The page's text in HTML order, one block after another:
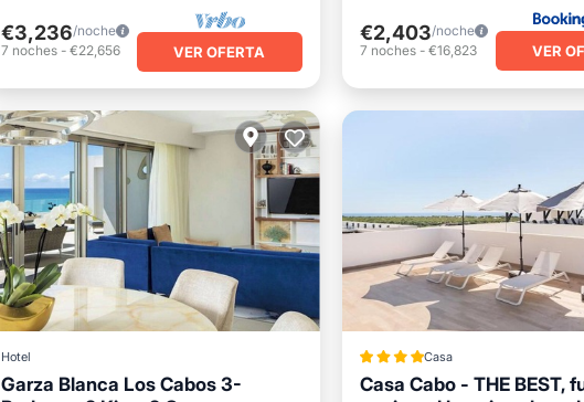
€3,236/noche
7 noches- €22,656 VER OFERTA
€2,403/noche
7 noches- €16,823 VER
Hotel
Garza Blanca Los Cabos 3-
Casa
Casa Cabo - THE BEST,